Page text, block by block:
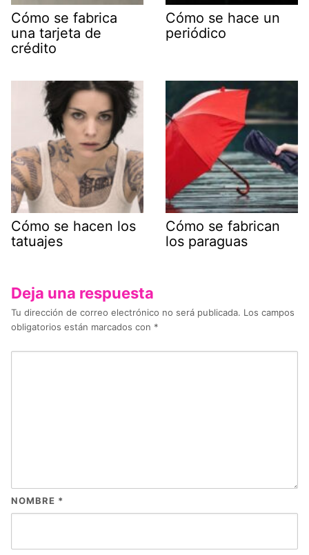
Cómo se fabrica
una tarjeta de
crédito
Cómo se hace un
periódico
Cómo se hacen los
tatuajes
Cómo se fabrican
los paraguas
Deja una respuesta
Tu dirección de correo electrónico no será publicada. Los campos
obligatorios están marcados con *
NOMBRE *